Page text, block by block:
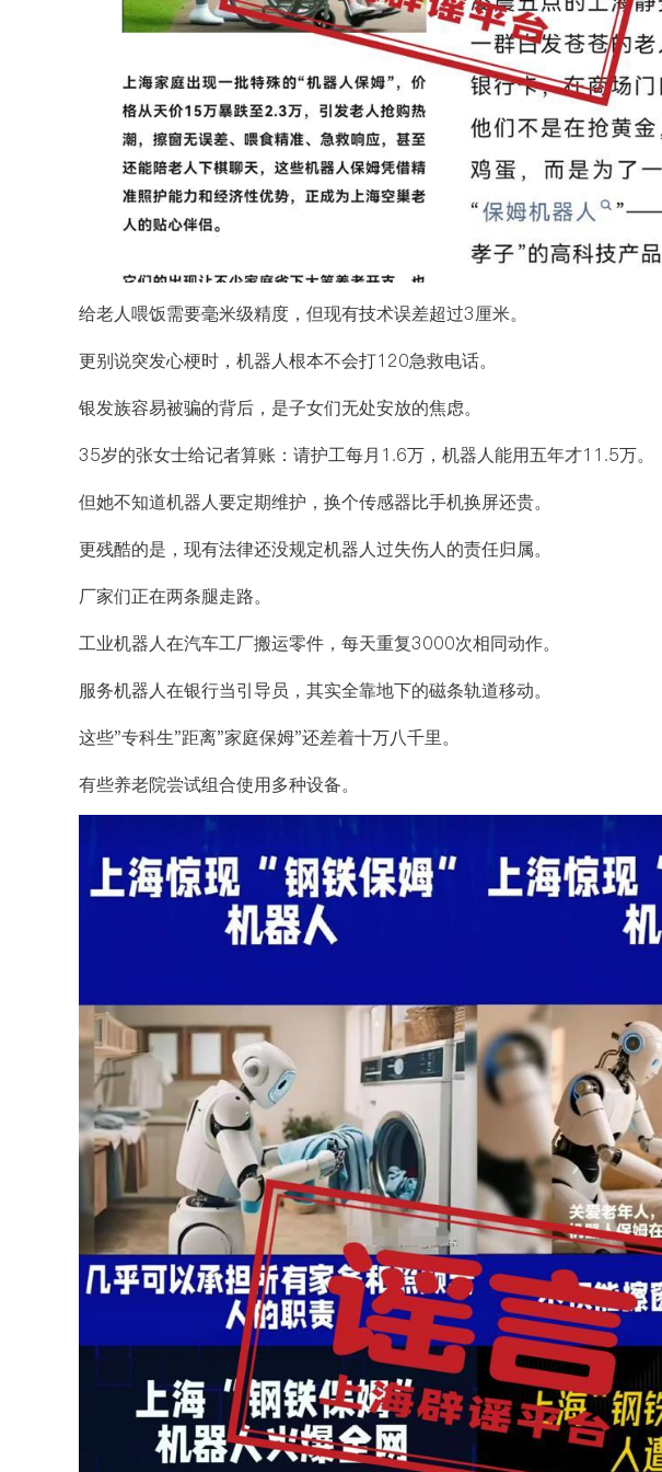
给老人喂饭需要毫米级精度，但现有技术误差超过3厘米。
更别说突发心梗时，机器人根本不会打120急救电话。
银发族容易被骗的背后，是子女们无处安放的焦虑。
35岁的张女士给记者算账：请护工每月1.6万，机器人能用五年才11.5万。
但她不知道机器人要定期维护，换个传感器比手机换屏还贵。
更残酷的是，现有法律还没规定机器人过失伤人的责任归属。
厂家们正在两条腿走路。
工业机器人在汽车工厂搬运零件，每天重复3000次相同动作。
服务机器人在银行当引导员，其实全靠地下的磁条轨道移动。
这些"专科生"距离"家庭保姆"还差着十万八千里。
有些养老院尝试组合使用多种设备。